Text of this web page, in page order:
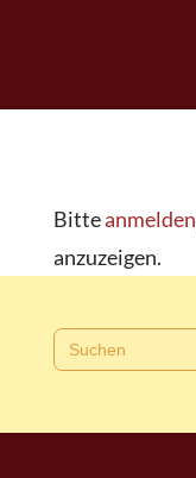
Bitteanmelden
anzuzeigen.
Search
for: